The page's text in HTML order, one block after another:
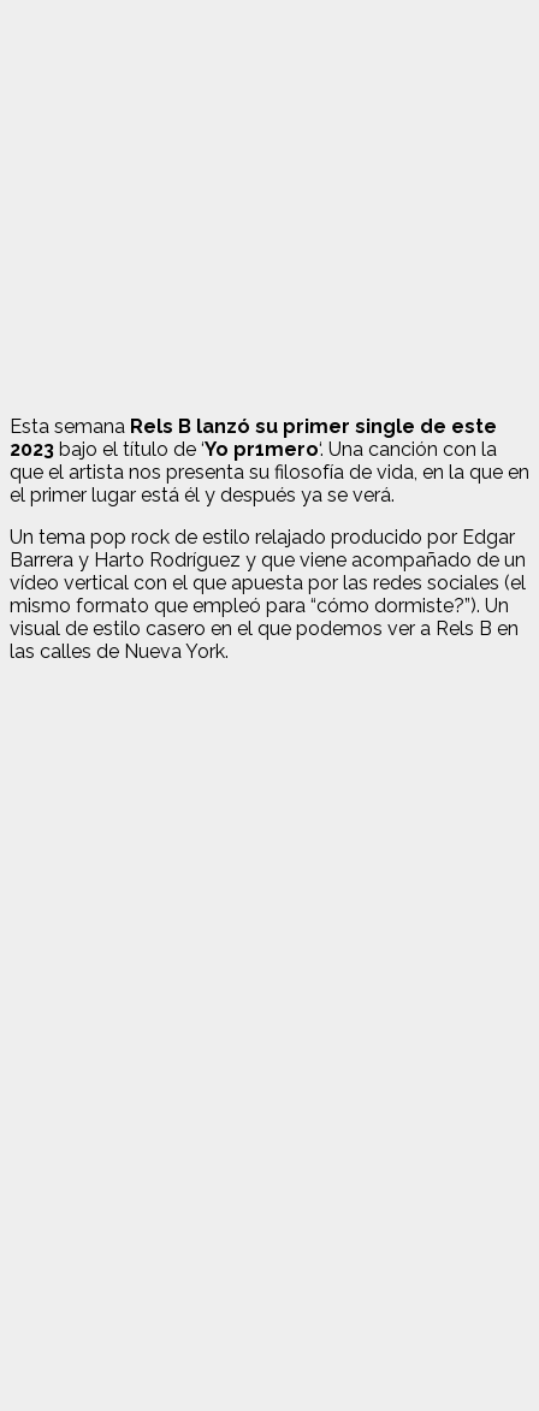
Esta semana Rels B lanzó su primer single de este
2023 bajo el título de ‘Yo pr1mero‘. Una canción con la
que el artista nos presenta su filosofía de vida, en la que en
el primer lugar está él y después ya se verá.
Un tema pop rock de estilo relajado producido por Edgar
Barrera y Harto Rodríguez y que viene acompañado de un
vídeo vertical con el que apuesta por las redes sociales (el
mismo formato que empleó para “cómo dormiste?”). Un
visual de estilo casero en el que podemos ver a Rels B en
las calles de Nueva York.